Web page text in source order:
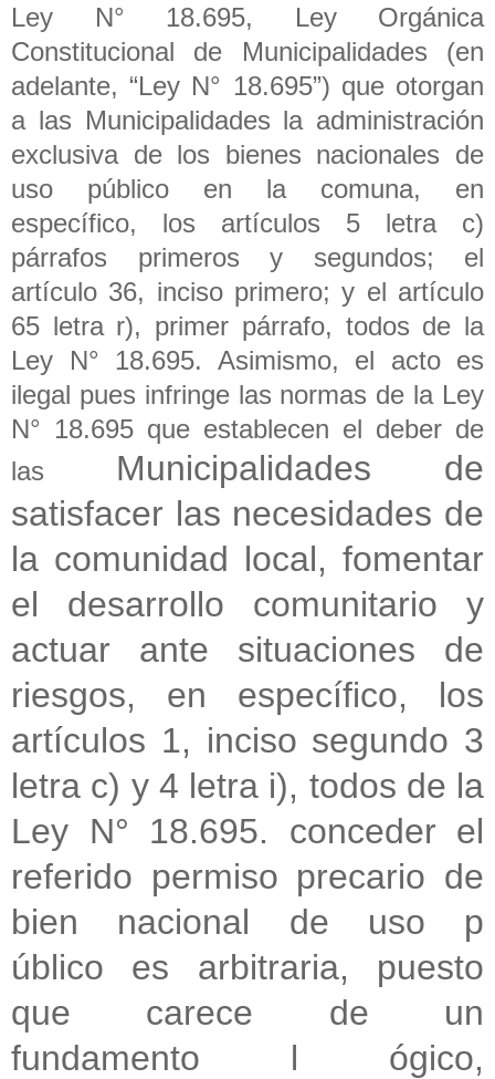
Ley N° 18.695, Ley Orgánica
Constitucional de Municipalidades (en
adelante, “Ley N° 18.695”) que otorgan
a las Municipalidades la administración
exclusiva de los bienes nacionales de
uso público en la comuna, en
específico, los artículos 5 letra c)
párrafos primeros y segundos; el
artículo 36, inciso primero; y el artículo
65 letra r), primer párrafo, todos de la
Ley N° 18.695. Asimismo, el acto es
ilegal pues infringe las normas de la Ley
N° 18.695 que establecen el deber de
las Municipalidades de
satisfacer las necesidades de
la comunidad local, fomentar
el desarrollo comunitario y
actuar ante situaciones de
riesgos, en específico, los
artículos 1, inciso segundo 3
letra c) y 4 letra i), todos de la
Ley N° 18.695. conceder el
referido permiso precario de
bien nacional de uso p
úblico es arbitraria, puesto
que carece de un
fundamento l ógico,